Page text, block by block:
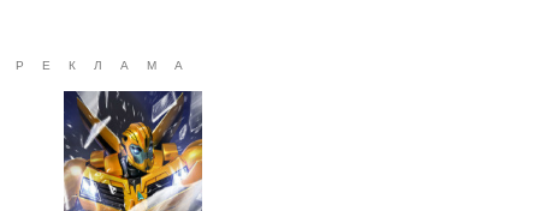
РЕКЛАМА